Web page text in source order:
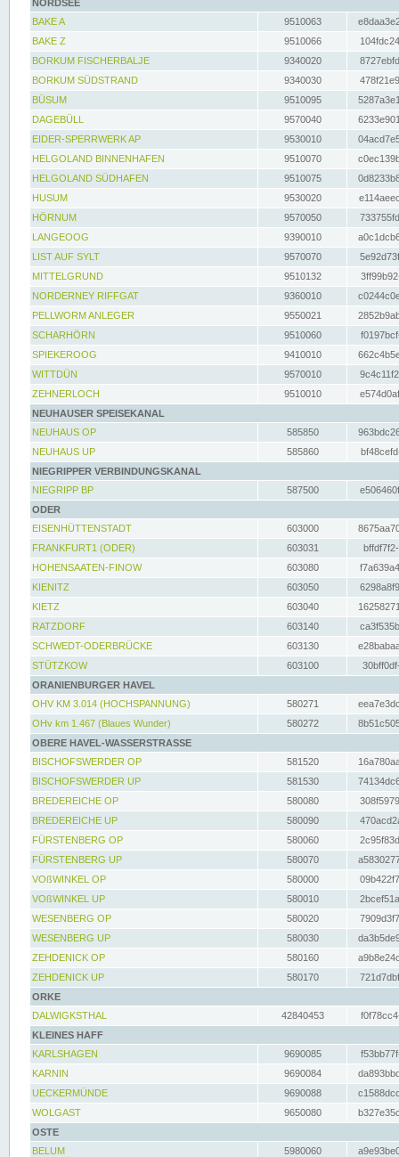
NORDSEE
BAKE A
9510063
BAKE Z
9510066
BORKUM FISCHERBALJE
9340020
BORKUM SÜDSTRAND
9340030
BÜSUM
9510095
DAGEBÜLL
9570040
EIDER-SPERRWERK AP
9530010
HELGOLAND BINNENHAFEN
9510070
HELGOLAND SÜDHAFEN
9510075
HUSUM
9530020
HÖRNUM
9570050
LANGEOOG
9390010
LIST AUF SYLT
9570070
MITTELGRUND
9510132
NORDERNEY RIFFGAT
9360010
PELLWORM ANLEGER
9550021
SCHARHÖRN
9510060
SPIEKEROOG
9410010
WITTDÜN
9570010
ZEHNERLOCH
9510010
NEUHAUSER SPEISEKANAL
NEUHAUS OP
585850
NEUHAUS UP
585860
NIEGRIPPER VERBINDUNGSKANAL
NIEGRIPP BP
587500
ODER
EISENHÜTTENSTADT
603000
FRANKFURT1 (ODER)
603031
HOHENSAATEN-FINOW
603080
KIENITZ
603050
KIETZ
603040
RATZDORF
603140
SCHWEDT-ODERBRÜCKE
603130
STÜTZKOW
603100
ORANIENBURGER HAVEL
OHV KM 3.014 (HOCHSPANNUNG)
580271
OHv km 1.467 (Blaues Wunder)
580272
OBERE HAVEL-WASSERSTRASSE
BISCHOFSWERDER OP
581520
BISCHOFSWERDER UP
581530
BREDEREICHE OP
580080
BREDEREICHE UP
580090
FÜRSTENBERG OP
580060
FÜRSTENBERG UP
580070
VOßWINKEL OP
580000
VOßWINKEL UP
580010
WESENBERG OP
580020
WESENBERG UP
580030
ZEHDENICK OP
580160
ZEHDENICK UP
580170
ORKE
DALWIGKSTHAL
42840453
KLEINES HAFF
KARLSHAGEN
9690085
KARNIN
9690084
UECKERMÜNDE
9690088
WOLGAST
9650080
OSTE
BELUM
5980060